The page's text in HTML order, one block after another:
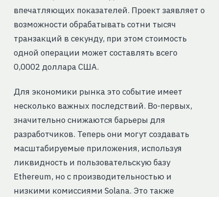
впечатляющих показателей. Проект заявляет о
возможности обрабатывать сотни тысяч
транзакций в секунду, при этом стоимость
одной операции может составлять всего
0,0002 доллара США.
Для экономики рынка это событие имеет
несколько важных последствий. Во-первых,
значительно снижаются барьеры для
разработчиков. Теперь они могут создавать
масштабируемые приложения, используя
ликвидность и пользовательскую базу
Ethereum, но с производительностью и
низкими комиссиями Solana. Это также